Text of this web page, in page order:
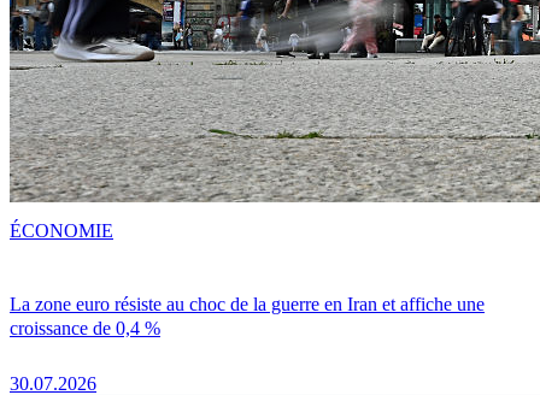
La zone euro résiste au choc de la guerre en Iran et affiche une
croissance de 0,4 %
30.07.2026
ÉCONOMIE